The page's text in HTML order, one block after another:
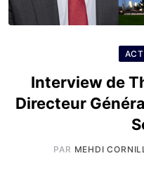
Interview de
Directeur
PAR MEHDI